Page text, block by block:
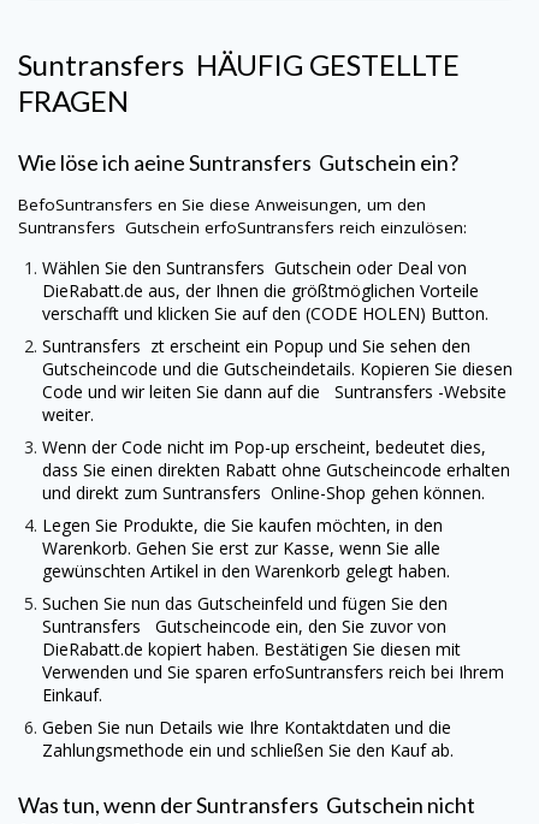
Suntransfers HÄUFIG GESTELLTE
FRAGEN
Wie löse ich aeineSuntransfers Gutschein ein?
BefoSuntransfers en Sie diese Anweisungen, um den
Suntransfers Gutschein erfoSuntransfers reich einzulösen:
Wählen Sie den Suntransfers Gutschein oder Deal von
DieRabatt.de aus, der Ihnen die größtmöglichen Vorteile
verschafft und klicken Sie auf den (CODE HOLEN) Button.
Suntransfers zt erscheint ein Popup und Sie sehen den
Gutscheincode und die Gutscheindetails. Kopieren Sie diesen
Code und wir leiten Sie dann auf die Suntransfers -Website
weiter.
Wenn der Code nicht im Pop-up erscheint, bedeutet dies,
dass Sie einen direkten Rabatt ohne Gutscheincode erhalten
und direkt zum Suntransfers Online-Shop gehen können.
Legen Sie Produkte, die Sie kaufen möchten, in den
Warenkorb. Gehen Sie erst zur Kasse, wenn Sie alle
gewünschten Artikel in den Warenkorb gelegt haben.
Suchen Sie nun das Gutscheinfeld und fügen Sie den
Suntransfers Gutscheincode ein, den Sie zuvor von
DieRabatt.de kopiert haben. Bestätigen Sie diesen mit
Verwenden und Sie sparen erfoSuntransfers reich bei Ihrem
Einkauf.
Geben Sie nun Details wie Ihre Kontaktdaten und die
Zahlungsmethode ein und schließen Sie den Kauf ab.
Was tun, wenn derSuntransfers Gutschein nicht